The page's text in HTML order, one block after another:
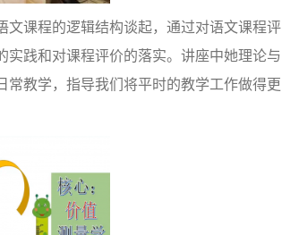
课程的逻辑结构谈起，通过对语文课程评
践和对课程评价的落实。讲座中她理论与
教学，指导我们将平时的教学工作做得更